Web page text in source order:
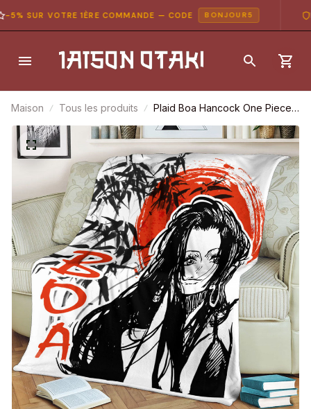
SUR VOTRE 1ÈRE COMMANDE — CODE BONJOUR5
Maison Tous les produits
Plaid Boa Hancock One Piece
02 Couverture Plaid Polaire
Plaid Canapé